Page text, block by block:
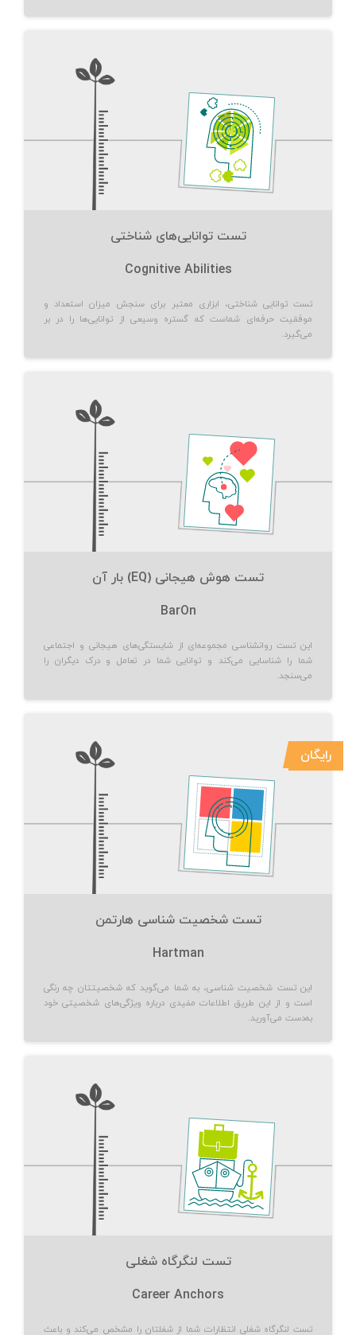
تست توانایی‌های شناختی
Cognitive Abilities
تست توانایی شناختی، ابزاری معتبر برای سنجش میزان استعداد و
موفقیت حرفه‌ای شماست که گستره وسیعی از توانایی‌ها را در بر
می‌گیرد.
تست هوش هیجانی (EQ) بار آن
BarOn
این تست روانشناسی مجموعه‌ای از شایستگی‌های هیجانی و اجتماعی
شما را شناسایی می‌کند و توانایی شما در تعامل و درک دیگران را
می‌سنجد.
رایگان
تست شخصیت شناسی هارتمن
Hartman
این تست شخصیت شناسی، به شما می‌گوید که شخصیتتان چه رنگی
است و از این طریق اطلاعات مفیدی درباره ویژگی‌های شخصیتی خود
به‌دست می‌آورید.
تست لنگرگاه شغلی
Career Anchors
تست لنگرگاه شغلی انتظارات شما از شغلتان را مشخص می‌کند و باعث